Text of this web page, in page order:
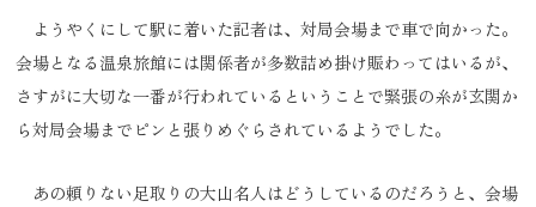
ようやくにして駅に着いた記者は、対局会場まで車で向かった。
会場となる温泉旅館には関係者が多数詰め掛け賑わってはいるが、
さすがに大切な一番が行われているということで緊張の糸が玄関か
ら対局会場までピンと張りめぐらされているようでした。
あの頼りない足取りの大山名人はどうしているのだろうと、会場